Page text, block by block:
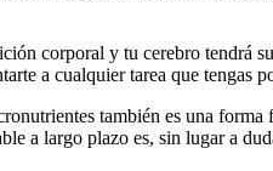
corporal y tu cerebro tendrá
a cualquier tarea que tengas
también es una forma
a largo plazo es, sin lugar a